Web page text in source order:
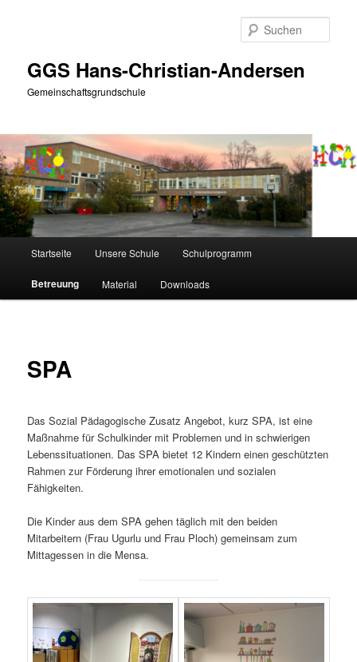
GGS Hans-Christian-Andersen
Gemeinschaftsgrundschule
Startseite Unsere Schule Schulprogramm
Betreuung Material Downloads
SPA
Das Sozial Pädagogische Zusatz Angebot, kurz SPA, ist eine
Maßnahme für Schulkinder mit Problemen und in schwierigen
Lebenssituationen. Das SPA bietet 12 Kindern einen geschützten
Rahmen zur Förderung ihrer emotionalen und sozialen
Fähigkeiten.
Die Kinder aus dem SPA gehen täglich mit den beiden
Mitarbeitern (Frau Ugurlu und Frau Ploch) gemeinsam zum
Mittagessen in die Mensa.